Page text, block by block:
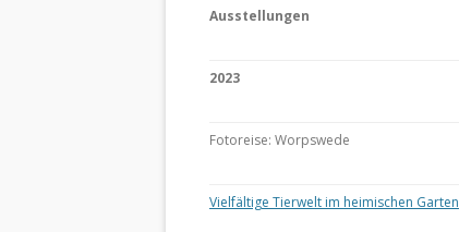
Ausstellungen
2023
Fotoreise: Worpswede
Vielfältige Tierwelt im heimischen Garten